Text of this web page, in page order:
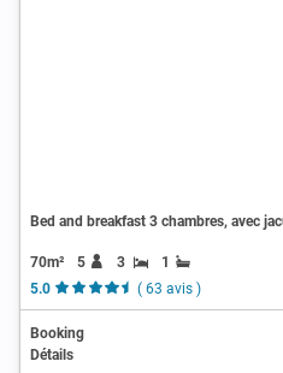
Bed and breakfast 3 chambres, avec
70m² 5 3
1
5.0
( 63 avis )
Booking
Détails